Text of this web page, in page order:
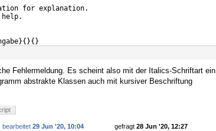
for explanation.
}{ }{ }
Fehlermeldung. Es scheint also mit der Italics-Schriftart ein
abstrakte Klassen auch mit kursiver Beschriftung
gefragt 28 Jun '20, 12:27
bearbeitet 29 Jun '20, 10:04